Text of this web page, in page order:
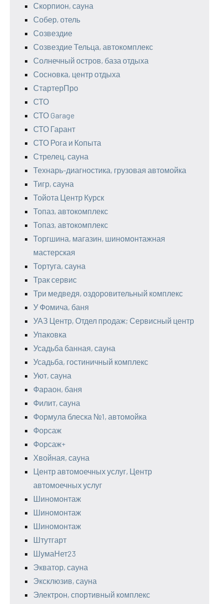
Скорпион, сауна
Собер, отель
Созвездие
Созвездие Тельца, автокомплекс
Солнечный остров, база отдыха
Сосновка, центр отдыха
СтартерПро
СТО
СТО Garage
СТО Гарант
СТО Рога и Копыта
Стрелец, сауна
Технарь-диагностика, грузовая автомойка
Тигр, сауна
Тойота Центр Курск
Топаз, автокомплекс
Топаз, автокомплекс
Торгшина, магазин, шиномонтажная
мастерская
Тортуга, сауна
Трак сервис
Три медведя, оздоровительный комплекс
У Фомича, баня
УАЗ Центр, Отдел продаж; Сервисный центр
Упаковка
Усадьба банная, сауна
Усадьба, гостиничный комплекс
Уют, сауна
Фараон, баня
Филит, сауна
Формула блеска №1, автомойка
Форсаж
Форсаж+
Хвойная, сауна
Центр автомоечных услуг, Центр
автомоечных услуг
Шиномонтаж
Шиномонтаж
Шиномонтаж
Штутгарт
ШумаНет23
Экватор, сауна
Эксклюзив, сауна
Электрон, спортивный комплекс